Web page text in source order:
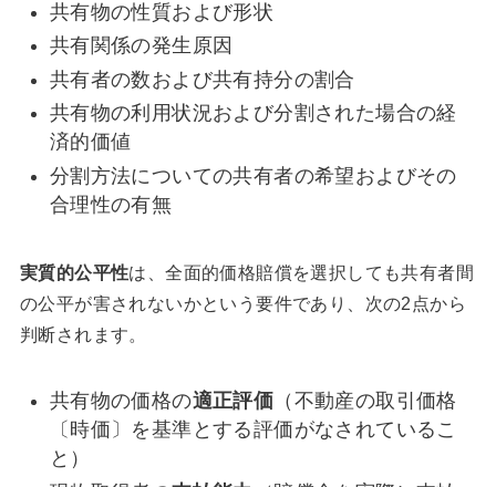
共有物の性質および形状
共有関係の発生原因
共有者の数および共有持分の割合
共有物の利用状況および分割された場合の経
済的価値
分割方法についての共有者の希望およびその
合理性の有無
実質的公平性は、全面的価格賠償を選択しても共有者間
の公平が害されないかという要件であり、次の2点から
判断されます。
共有物の価格の適正評価 （不動産の取引価格
〔時価〕を基準とする評価がなされているこ
と）